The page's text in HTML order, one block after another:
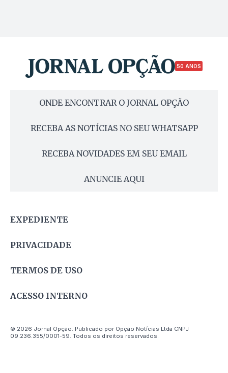
50 ANOS
ONDE ENCONTRAR O JORNAL OPÇÃO
RECEBA AS NOTÍCIAS NO SEU WHATSAPP
RECEBA NOVIDADES EM SEU EMAIL
ANUNCIE AQUI
EXPEDIENTE
PRIVACIDADE
TERMOS DE USO
ACESSO INTERNO
© 2026 Jornal Opção. Publicado por Opção Notícias Ltda CNPJ
09.236.355/0001-59. Todos os direitos reservados.